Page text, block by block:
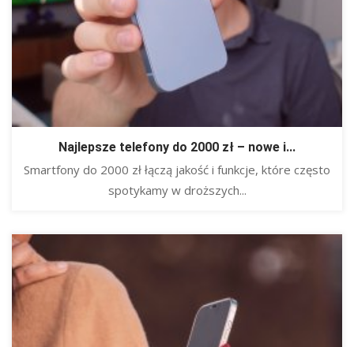
Najlepsze telefony do 2000 zł – nowe i...
​Smartfony do 2000 zł łączą jakość i funkcje, które często
spotykamy w droższych...